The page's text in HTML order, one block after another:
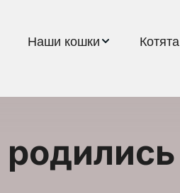
Наши кошки Котята